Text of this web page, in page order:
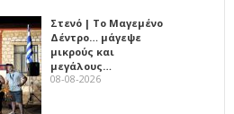
Στενό | Το Μαγεμένο
Δέντρο… μάγεψε
μικρούς και
μεγάλους…
08-08-2026